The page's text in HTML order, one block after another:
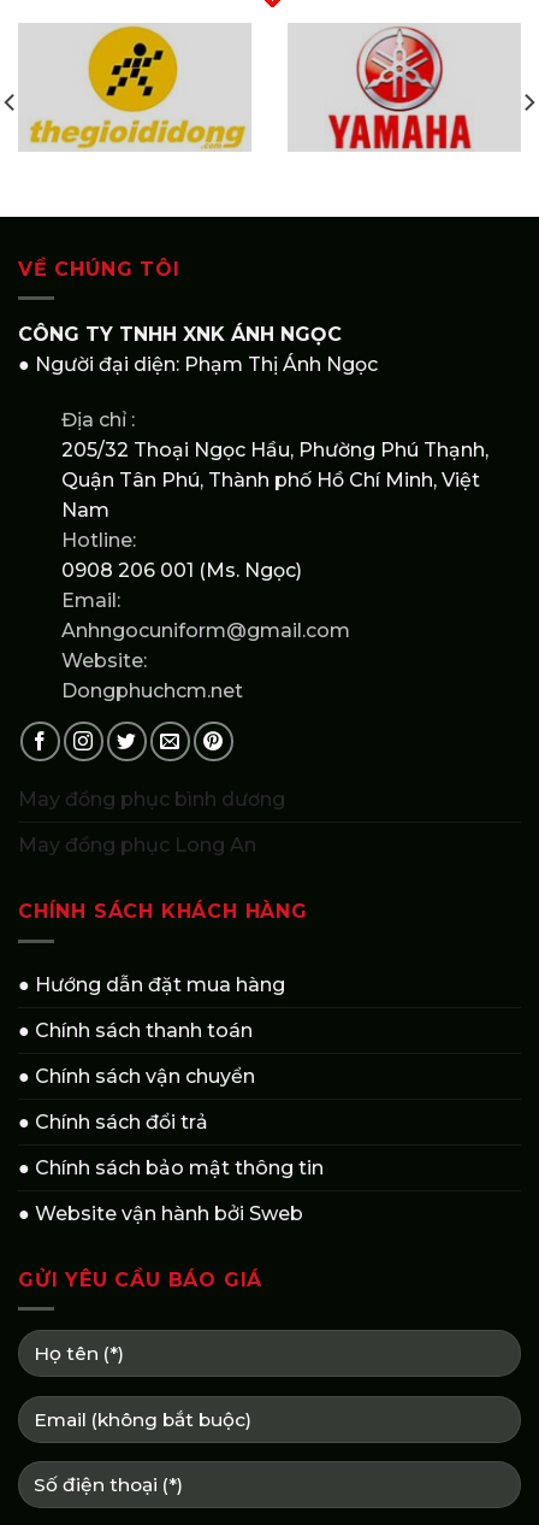
VỀ CHÚNG TÔI
CÔNG TY TNHH XNK ÁNH NGỌC
● Người đại diện: Phạm Thị Ánh Ngọc
Địa chỉ :
205/32 Thoại Ngọc Hầu, Phường Phú Thạnh,
Quận Tân Phú, Thành phố Hồ Chí Minh, Việt
Nam
Hotline:
0908 206 001 (Ms. Ngọc)
Email:
Anhngocuniform@gmail.com
Website:
Dongphuchcm.net
May đồng phục bình dương
May đồng phục Long An
CHÍNH SÁCH KHÁCH HÀNG
● Hướng dẫn đặt mua hàng
● Chính sách thanh toán
● Chính sách vận chuyển
● Chính sách đổi trả
● Chính sách bảo mật thông tin
● Website vận hành bởi Sweb
GỬI YÊU CẦU BÁO GIÁ